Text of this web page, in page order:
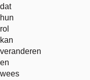
dat
hun
rol
kan
veranderen
en
wees